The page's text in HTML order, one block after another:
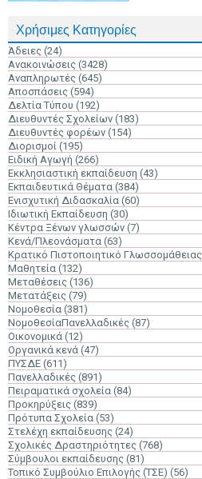
Χρήσιμες Κατηγορίες
Άδειες (24)
Ανακοινώσεις (3428)
Αναπληρωτές (645)
Αποσπάσεις (594)
Δελτία Τύπου (192)
Διευθυντές Σχολείων (183)
Διευθυντές φορέων (154)
Διορισμοί (195)
Ειδική Αγωγή (266)
Εκκλησιαστική εκπαίδευση (43)
Εκπαιδευτικά Θέματα (384)
Ενισχυτική Διδασκαλία (60)
Ιδιωτική Εκπαίδευση (30)
Κέντρα Ξένων γλωσσών (7)
Κενά/Πλεονάσματα (63)
Κρατικό Πιστοποιητικό Γλωσσομάθειας
Μαθητεία (132)
Μεταθέσεις (136)
Μετατάξεις (79)
Νομοθεσία (381)
ΝομοθεσίαΠανελλαδικές (87)
Οικονομικά (12)
Οργανικά κενά (47)
ΠΥΣΔΕ (611)
Πανελλαδικές (891)
Πειραματικά σχολεία (84)
Προκηρύξεις (839)
Πρότυπα Σχολεία (53)
Στελέχη εκπαίδευσης (24)
Σχολικές Δραστηριότητες (768)
Σύμβουλοι εκπαίδευσης (81)
Τοπικό Συμβούλιο Επιλογής (ΤΣΕ) (56)